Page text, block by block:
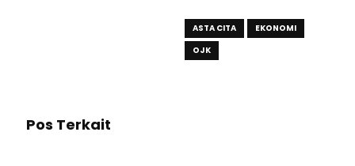
ASTA CITA
EKONOMI
OJK
Pos Terkait